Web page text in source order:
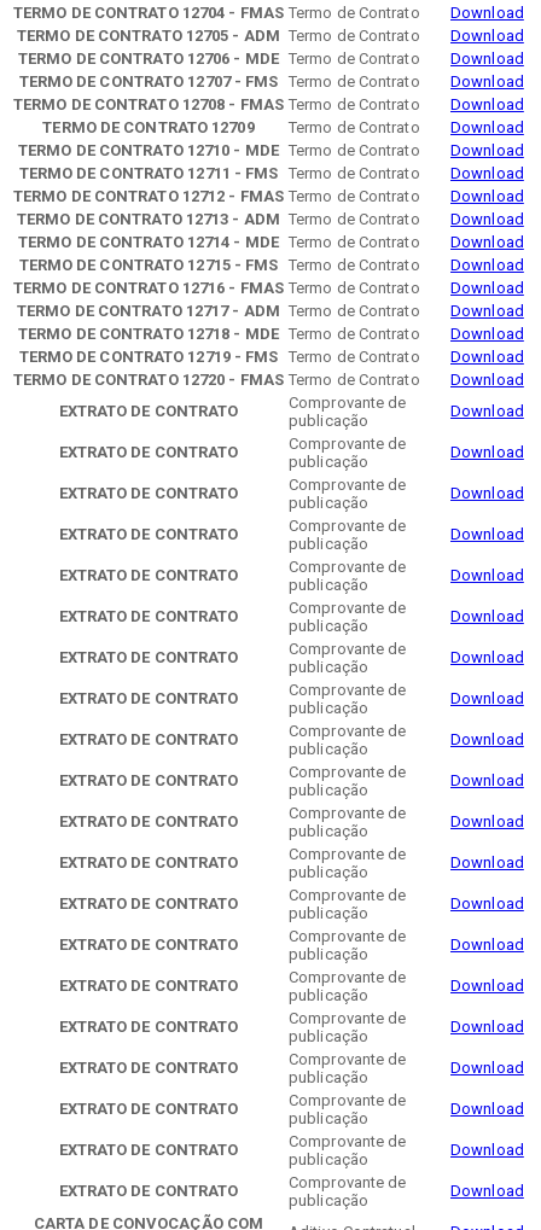
TERMO DE CONTRATO 12704 - FMAS Termo de Contrato
Download
TERMO DE CONTRATO 12705 - ADM Termo de Contrato
Download
TERMO DE CONTRATO 12706 - MDE Termo de Contrato
Download
TERMO DE CONTRATO 12707 - FMS Termo de Contrato
Download
TERMO DE CONTRATO 12708 - FMAS Termo de Contrato
Download
TERMO DE CONTRATO 12709
Termo de Contrato
Download
TERMO DE CONTRATO 12710 - MDE Termo de Contrato
Download
TERMO DE CONTRATO 12711 - FMS Termo de Contrato
Download
TERMO DE CONTRATO 12712 - FMAS Termo de Contrato
Download
TERMO DE CONTRATO 12713 - ADM Termo de Contrato
Download
TERMO DE CONTRATO 12714 - MDE Termo de Contrato
Download
TERMO DE CONTRATO 12715 - FMS Termo de Contrato
Download
TERMO DE CONTRATO 12716 - FMAS Termo de Contrato
Download
TERMO DE CONTRATO 12717 - ADM Termo de Contrato
Download
TERMO DE CONTRATO 12718 - MDE Termo de Contrato
Download
TERMO DE CONTRATO 12719 - FMS Termo de Contrato
Download
TERMO DE CONTRATO 12720 - FMAS Termo de Contrato
Download
EXTRATO DE CONTRATO
Comprovante de
publicação
Download
EXTRATO DE CONTRATO
Comprovante de
publicação
Download
EXTRATO DE CONTRATO
Comprovante de
publicação
Download
EXTRATO DE CONTRATO
Comprovante de
publicação
Download
EXTRATO DE CONTRATO
Comprovante de
publicação
Download
EXTRATO DE CONTRATO
Comprovante de
publicação
Download
EXTRATO DE CONTRATO
Comprovante de
publicação
Download
EXTRATO DE CONTRATO
Comprovante de
publicação
Download
EXTRATO DE CONTRATO
Comprovante de
publicação
Download
EXTRATO DE CONTRATO
Comprovante de
publicação
Download
EXTRATO DE CONTRATO
Comprovante de
publicação
Download
EXTRATO DE CONTRATO
Comprovante de
publicação
Download
EXTRATO DE CONTRATO
Comprovante de
publicação
Download
EXTRATO DE CONTRATO
Comprovante de
publicação
Download
EXTRATO DE CONTRATO
Comprovante de
publicação
Download
EXTRATO DE CONTRATO
Comprovante de
publicação
Download
EXTRATO DE CONTRATO
Comprovante de
publicação
Download
EXTRATO DE CONTRATO
Comprovante de
publicação
Download
EXTRATO DE CONTRATO
Comprovante de
publicação
Download
EXTRATO DE CONTRATO
Comprovante de
publicação
Download
CARTA DE CONVOCAÇÃO COM